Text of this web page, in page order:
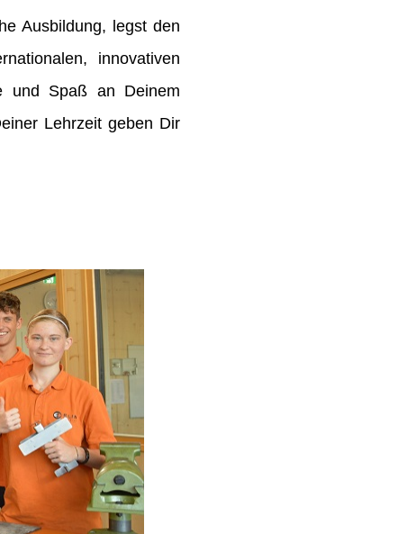
Ausbildung, legst den
innovativen
und Spaß an Deinem
Lehrzeit geben Dir